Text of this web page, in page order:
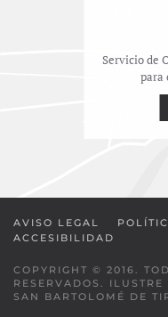
Servicio de
para
AVISO LEGAL
ACCESIBILIDAD
COPYRIGHT © 2016.
RESERVADOS.
SAN BARTOLOMÉ DE